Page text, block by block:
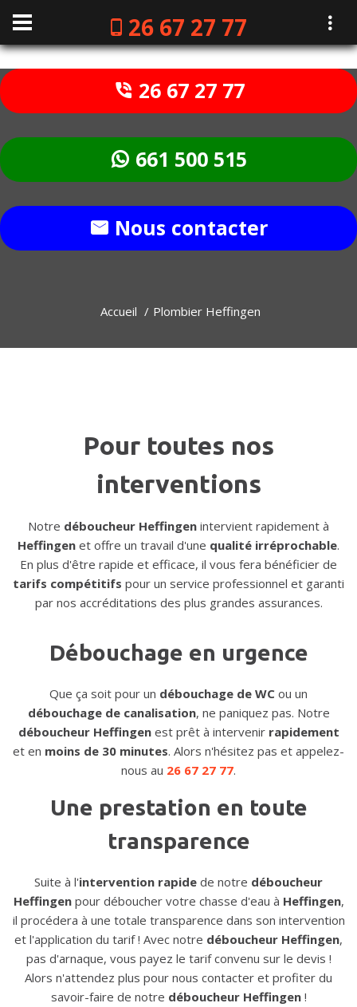
26 67 27 77
26 67 27 77
661 500 515
Nous contacter
Accueil Plombier Heffingen
Pour toutes nos
interventions
Notre déboucheur Heffingen intervient rapidement à
Heffingen et offre un travail d'une qualité irréprochable.
En plus d'être rapide et efficace, il vous fera bénéficier de
tarifs compétitifs pour un service professionnel et garanti
par nos accréditations des plus grandes assurances.
Débouchage en urgence
Que ça soit pour un débouchage de WC ou un
débouchage de canalisation, ne paniquez pas. Notre
déboucheur Heffingenest prêt à intervenir rapidement
et en moins de 30 minutes. Alors n'hésitez pas et appelez-
nous au 26 67 27 77.
Une prestation en toute
transparence
Suite à l'intervention rapide de notre déboucheur
Heffingenpour déboucher votre chasse d'eau à Heffingen,
il procédera à une totale transparence dans son intervention
et l'application du tarif ! Avec notre déboucheur Heffingen,
pas d'arnaque, vous payez le tarif convenu sur le devis !
Alors n'attendez plus pour nous contacter et profiter du
savoir-faire de notre déboucheur Heffingen!